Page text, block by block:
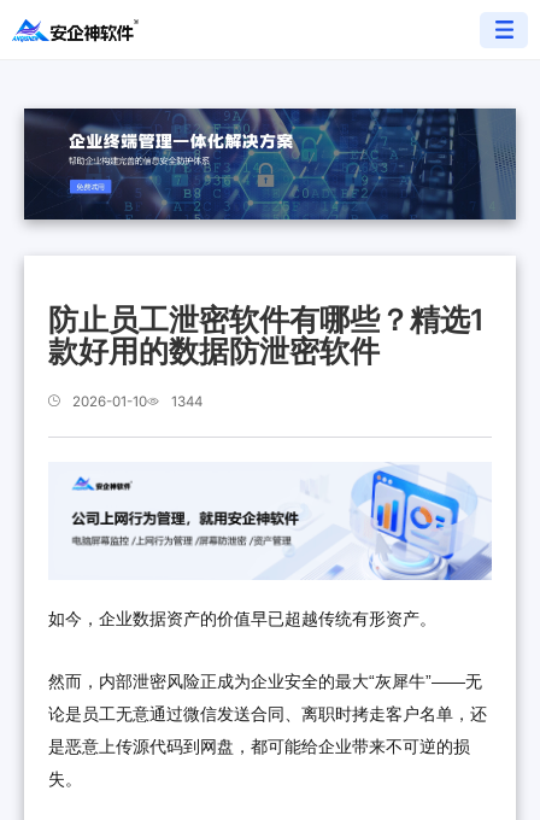
防止员工泄密软件有哪些？精选1
款好用的数据防泄密软件
2026-01-10 1344
如今，企业数据资产的价值早已超越传统有形资产。
然而，内部泄密风险正成为企业安全的最大“灰犀牛”——无
论是员工无意通过微信发送合同、离职时拷走客户名单，还
是恶意上传源代码到网盘，都可能给企业带来不可逆的损
失。